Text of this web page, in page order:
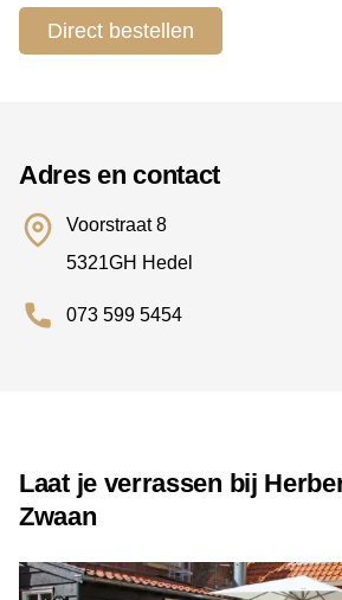
Direct bestellen
Adres en contact
Voorstraat 8
5321GH Hedel
073 599 5454
Laat je verrassen bij
Zwaan